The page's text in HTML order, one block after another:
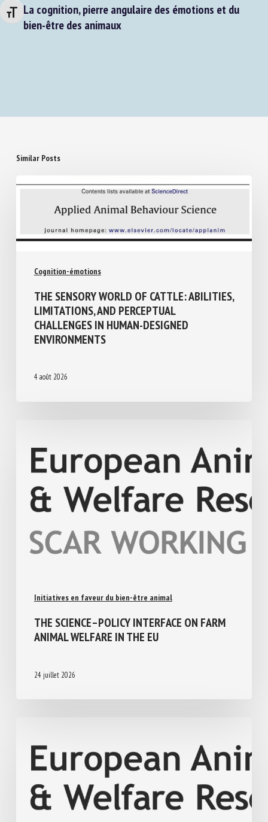
Changer la taille de la police
Next Post
La cognition, pierre angulaire des émotions et du
THE SENSORY WORLD OF CATTLE:
ABILITIES, LIMITATIONS, AND PERCEPTUAL
CHALLENGES IN HUMAN-DESIGNED
Initiatives en faveur du bien-être animal
THE SCIENCE–POLICY INTERFACE ON FARM
ANIMAL WELFARE IN THE EU
24 juillet 2026